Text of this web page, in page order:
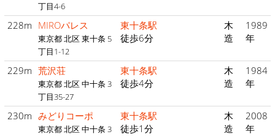
丁目4-6
228m MIROパレス
東京都 北区 東十条 5
丁目1-12
東十条駅
徒歩6分
木
造
1989
年
229m 荒沢荘
東京都 北区 中十条 3
丁目35-27
東十条駅
徒歩4分
木
造
1984
年
230m みどりコーポ
東京都 北区 中十条 3
東十条駅
徒歩1分
木
造
2008
年